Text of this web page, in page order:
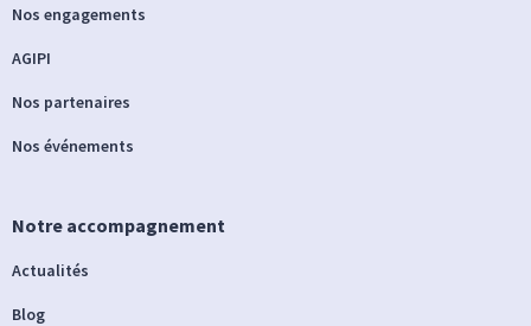
Nos engagements
AGIPI
Nos partenaires
Nos événements
Notre accompagnement
Actualités
Blog